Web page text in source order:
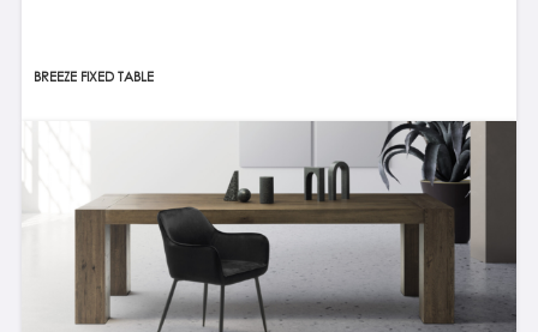
BREEZE FIXED TABLE